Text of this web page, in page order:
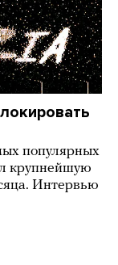
популярных
крупнейшую
Интервью